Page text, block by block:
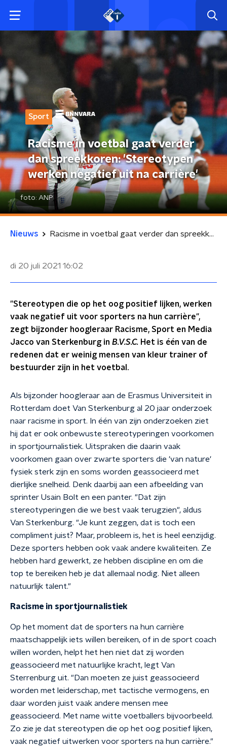
Sport
Racisme in voetbal gaat verder
dan spreekkoren: 'Stereotypen
werken negatief uit na carrière'
foto: ANP
Nieuws Racisme in voetbal gaat verder dan spreekkoren: 'Stereotypen werken negatief uit na carrière'
di 20 juli 2021 16:02
"Stereotypen die op het oog positief lijken, werken
vaak negatief uit voor sporters na hun carrière",
zegt bijzonder hoogleraar Racisme, Sport en Media
Jacco van Sterkenburg in B.V.S.C. Het is één van de
redenen dat er weinig mensen van kleur trainer of
bestuurder zijn in het voetbal.
Als bijzonder hoogleraar aan de Erasmus Universiteit in
Rotterdam doet Van Sterkenburg al 20 jaar onderzoek
naar racisme in sport. In één van zijn onderzoeken ziet
hij dat er ook onbewuste stereotyperingen voorkomen
in sportjournalistiek. Uitspraken die daarin vaak
voorkomen gaan over zwarte sporters die 'van nature'
fysiek sterk zijn en soms worden geassocieerd met
dierlijke snelheid. Denk daarbij aan een afbeelding van
sprinter Usain Bolt en een panter. "Dat zijn
stereotyperingen die we best vaak terugzien", aldus
Van Sterkenburg. "Je kunt zeggen, dat is toch een
compliment juist? Maar, probleem is, het is heel eenzijdig.
Deze sporters hebben ook vaak andere kwaliteiten. Ze
hebben hard gewerkt, ze hebben discipline en om die
top te bereiken heb je dat allemaal nodig. Niet alleen
natuurlijk talent."
Racisme in sportjournalistiek
Op het moment dat de sporters na hun carrière
maatschappelijk iets willen bereiken, of in de sport coach
willen worden, helpt het hen niet dat zij worden
geassocieerd met natuurlijke kracht, legt Van
Sterrenburg uit. "Dan moeten ze juist geassocieerd
worden met leiderschap, met tactische vermogens, en
daar worden juist vaak andere mensen mee
geassocieerd. Met name witte voetballers bijvoorbeeld.
Zo zie je dat stereotypen die op het oog positief lijken,
vaak negatief uitwerken voor sporters na hun carrière."